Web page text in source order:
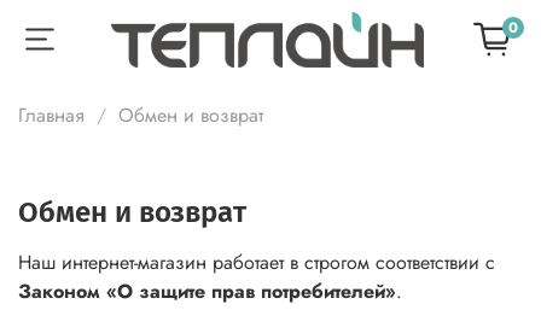
0
Главная Обмен и возврат
Обмен и возврат
Наш интернет-магазин работает в строгом соответствии с
Законом «О защите прав потребителей».